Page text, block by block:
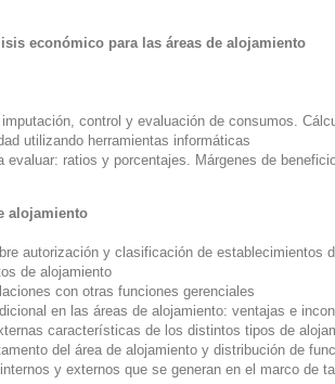
económico para las áreas de alojamiento
control y evaluación de consumos.
utilizando herramientas informáticas
evaluar: ratios y porcentajes. Márgenes de
alojamiento
autorización y clasificación de establecimientos
de alojamiento
con otras funciones gerenciales
en las áreas de alojamiento: ventajas e
características de los distintos tipos de
del área de alojamiento y distribución de
y externos que se generan en el marco de